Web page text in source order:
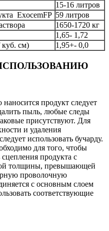
15-16 литров
ExocemFP 59 литров
1650-1720 кг
1,65- 1,72
куб. см)
1,95+- 0,0
продукт следует
пыль, любые следы
присутствуют. Для
и удаления
использовать бучарду.
для того, чтобы
продукта с
толщины, превышающей
проволочную
с основным слоем
соответствующие